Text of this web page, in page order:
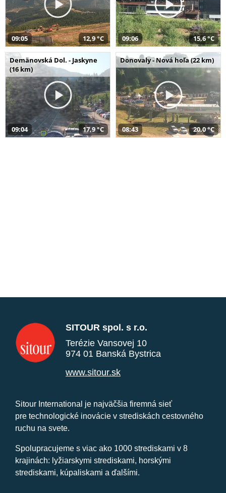
09:05 12,9 °C 09:06 15,6 °C
Demänovská Dol. - Jaskyne
(16 km)
09:04 17,9 °C
Donovaly - Nová hoľa (22 km)
08:43 20,0 °C
SITOUR spol. s r.o.
Terézie Vansovej 10
974 01 Banská Bystrica
www.sitour.sk
Sitour International je najväčšia firemná sieť
pre technologické inovácie v strediskách cestovného
ruchu na svete.
Spolupracujeme s viac ako 1000 strediskami v 8
krajinách: lyžiarskymi strediskami, horskými
strediskami, kúpaliskami a ďalšími.